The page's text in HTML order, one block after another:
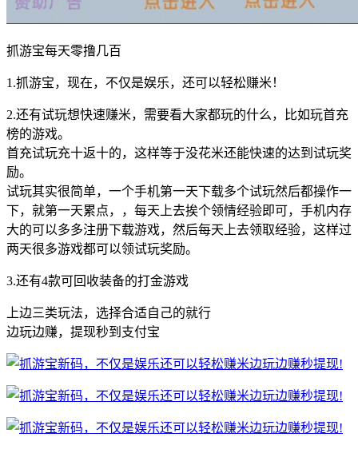
抓游宝每天零撸几百
1.抓游宝，现在，不仅是娱乐，还可以轻松赚米！
2.还有试玩想快速赚米，需要看大家都玩的什么，比如玩首充
榜的游戏。
首充试玩充十返十的，这样等于没花米还能快速的达到试玩奖
励。
试玩其实很简单，一个手机第一天下载多个试玩然后都操作一
下，就第一天累点，，每天上去挨个领情经验即可，手机内存
大的可以多多注册下载游戏，然后每天上去领取经验，这样过
两天很多游戏都可以领试玩奖励。
3.还有4款可回收装备的打金游戏
上边三类玩法，选择合适自己的就行
边玩边赚，提现秒到支付宝